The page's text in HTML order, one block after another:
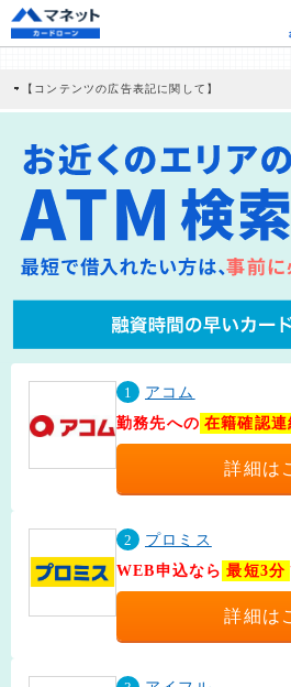
【コンテンツの広告表記に関して】
社に対して企業から紹介報酬が支払われるという
商品を根拠なくPRするものではなく、当編集部
どに基づき、公平性を担保した情報提供を行って
>提携企業一覧
1
アコム
勤務先への 在籍確認
詳細は
2
プロミス
WEB申込なら 最短3分
詳細は